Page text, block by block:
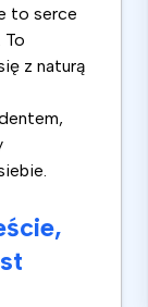
to serce
To
z naturą